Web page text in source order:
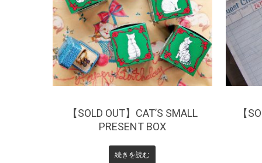
¥275
【SOLD OUT】CAT’S SMALL
PRESENT BOX
続きを読む
【